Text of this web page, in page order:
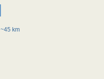
~45 km